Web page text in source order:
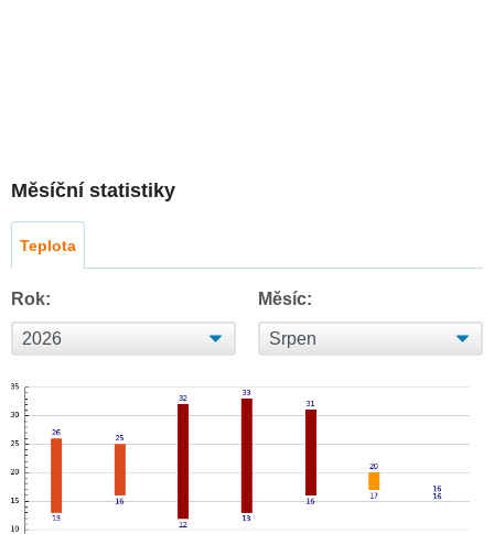
Měsíční statistiky
Teplota
Rok: Měsíc: